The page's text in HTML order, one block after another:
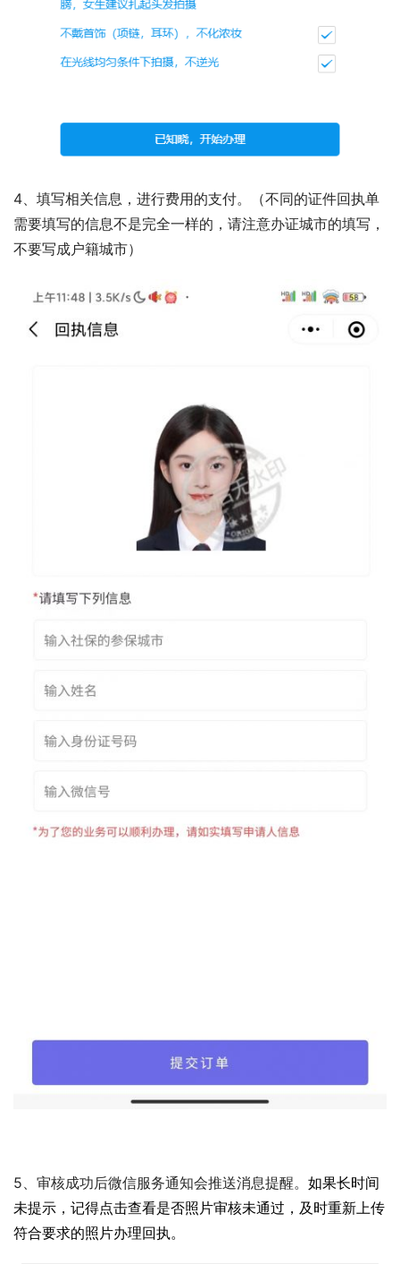
4、填写相关信息，进行费用的支付。（不同的证件回执单
需要填写的信息不是完全一样的，请注意办证城市的填写，
不要写成户籍城市）
5、审核成功后微信服务通知会推送消息提醒。 如果长时间
未提示，记得点击查看是否照片审核未通过，及时重新上传
符合要求的照片办理回执。